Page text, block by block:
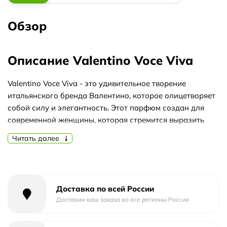
Обзор
Описание Valentino Voce Viva
Valentino Voce Viva - это удивительное творение
итальянского бренда Валентино, которое олицетворяет
собой силу и элегантность. Этот парфюм создан для
современной женщины, которая стремится выразить
свою индивидуальность и привлекательность.
гармонией и продолжают радовать своим присутствием
в течение долгого времени. Этот аромат идеально
Читать далее
Доставка по всей России
Доставим ваш заказа во все регионы России